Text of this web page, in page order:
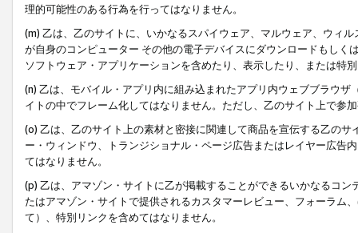
理的可能性のある行為を行ってはなりません。
(m) 乙は、乙のサイトに、いかなるスパイウェア、マルウェア、ウィ
が自身のコンピューター その他の電子デバイスにダウンロードもし
ソフトウェア・アプリケーションを含めたり、表示したり、または特
(n) 乙は、モバイル・アプリ内に組み込まれたアプリ内ウェブブラウ
イトの中でフレーム化してはなりません。ただし、乙のサイト上で参
(o) 乙は、乙のサイト上の素材と密接に関連して商品を宣伝する乙の
ー・ウィンドウ、トランジショナル・ページ広告またはレイヤー広告
てはなりません。
(p) 乙は、アマゾン・サイトに乙が掲載することができるいかなるコ
たはアマゾン・サイトで提供されるカスタマーレビュー、フォーラム
て）、特別リンクを含めてはなりません。